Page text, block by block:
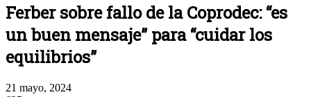
Ferber sobre fallo de la Coprodec: “es
un buen mensaje” para “cuidar los
equilibrios”
21 mayo, 2024